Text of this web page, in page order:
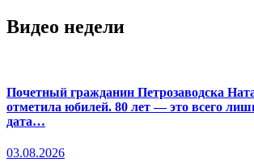
Видео недели
Почетный гражданин Петрозаводска
отметила юбилей. 80 лет — это всего
дата…
03.08.2026